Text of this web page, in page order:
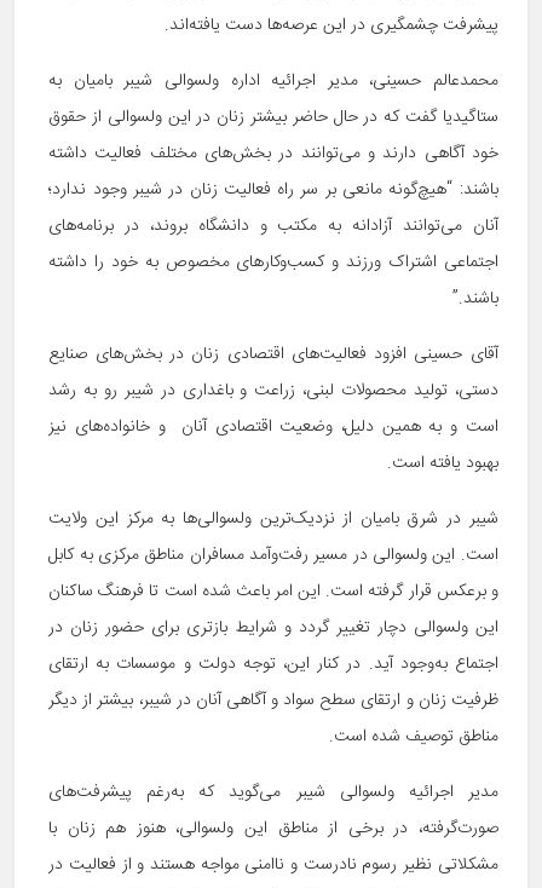
پیشرفت چشمگیری در این عرصه‌ها دست یافته‌اند.
محمدعالم حسینی، مدیر اجرائیه اداره ولسوالی شیبر بامیان به
ستاگیدیا گفت که در حال حاضر بیشتر زنان در این ولسوالی از حقوق
خود آگاهی دارند و می‌توانند در بخش‌های مختلف فعالیت داشته
باشند: “هیچ‌گونه مانعی بر سر راه فعالیت زنان در شیبر وجود ندارد؛
آنان می‌توانند آزادانه به مکتب و دانشگاه بروند، در برنامه‌های
اجتماعی اشتراک ورزند و کسب‌وکارهای مخصوص به خود را داشته
باشند.”
آقای حسینی افزود فعالیت‌های اقتصادی زنان در بخش‌های صنایع
دستی، تولید محصولات لبنی، زراعت و باغداری در شیبر رو به رشد
است و به همین دلیل، وضعیت اقتصادی آنان و خانواده‌های نیز
بهبود یافته است.
شیبر در شرق بامیان از نزدیک‌ترین ولسوالی‌ها به مرکز این ولایت
است. این ولسوالی در مسیر رفت‌وآمد مسافران مناطق مرکزی به کابل
و برعکس قرار گرفته است. این امر باعث شده است تا فرهنگ ساکنان
این ولسوالی دچار تغییر گردد و شرایط بازتری برای حضور زنان در
اجتماع به‌وجود آید. در کنار این، توجه دولت و موسسات به ارتقای
ظرفیت زنان و ارتقای سطح سواد و آگاهی آنان در شیبر، بیشتر از دیگر
مناطق توصیف شده است.
مدیر اجرائیه ولسوالی شیبر می‌گوید که به‌رغم پیشرفت‌های
صورت‌گرفته، در برخی از مناطق این ولسوالی، هنوز هم زنان با
مشکلاتی نظیر رسوم نادرست و ناامنی مواجه هستند و از فعالیت در